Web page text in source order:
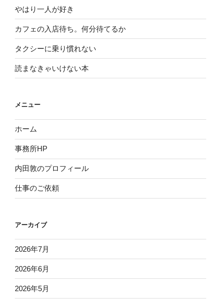
やはり一人が好き
カフェの入店待ち。何分待てるか
タクシーに乗り慣れない
読まなきゃいけない本
メニュー
ホーム
事務所HP
内田敦のプロフィール
仕事のご依頼
アーカイブ
2026年7月
2026年6月
2026年5月